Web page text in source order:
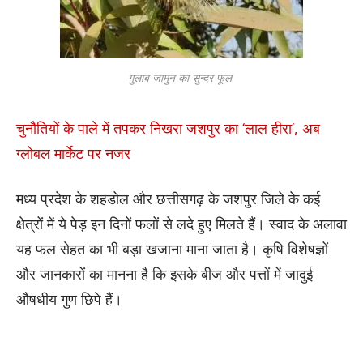
गुलाब जामुन का सुन्दर फूल
चुनौतियों के पाले में तपकर निखरा जशपुर का ‘लाल हीरा’, अब
ग्लोबल मार्केट पर नजर
मध्य प्रदेश के शहडोल और छत्तीसगढ़ के जशपुर जिले के कई
क्षेत्रों में ये पेड़ इन दिनों फलों से लदे हुए मिलते हैं। स्वाद के अलावा
यह फल सेहत का भी बड़ा खजाना माना जाता है। कृषि विशेषज्ञों
और जानकारों का मानना है कि इसके बीज और पत्तों में जादुई
औषधीय गुण छिपे हैं।